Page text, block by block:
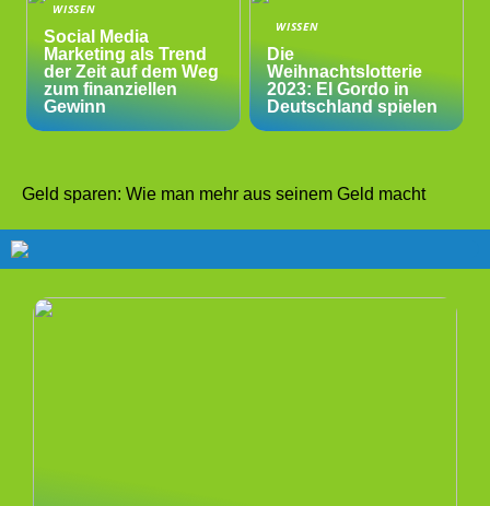
WISSEN
Social Media
Marketing als Trend
der Zeit auf dem Weg
zum finanziellen
Gewinn
WISSEN
Die
Weihnachtslotterie
2023: El Gordo in
Deutschland spielen
Geld sparen: Wie man mehr aus seinem Geld macht